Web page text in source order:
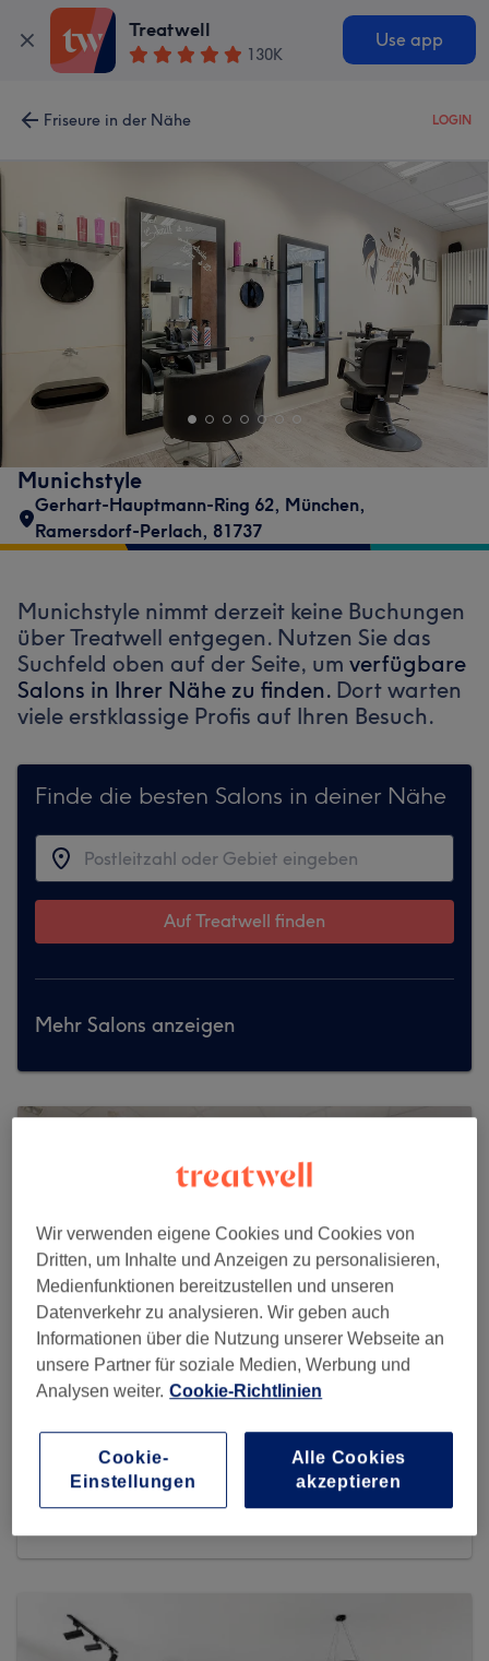
Treatwell
130K
Use app
Friseure in der Nähe LOGIN
Munichstyle
Gerhart-Hauptmann-Ring 62, München,
Ramersdorf-Perlach, 81737
Munichstyle nimmt derzeit keine Buchungen
über Treatwell entgegen. Nutzen Sie das
Suchfeld oben auf der Seite, um verfügbare
Salons in Ihrer Nähe zu finden. Dort warten
viele erstklassige Profis auf Ihren Besuch.
Finde die besten Salons in deiner Nähe
Auf Treatwell finden
Mehr Salons anzeigen
Munich Style
639 reviews
Gerhart-Hauptmann-Ring 62, 81737 München,
Wir verwenden eigene Cookies und Cookies von
Dritten, um Inhalte und Anzeigen zu personalisieren,
Medienfunktionen bereitzustellen und unseren
Datenverkehr zu analysieren. Wir geben auch
Informationen über die Nutzung unserer Webseite an
unsere Partner für soziale Medien, Werbung und
Analysen weiter. Cookie-Richtlinien
Cookie-
Einstellungen
Alle Cookies
akzeptieren